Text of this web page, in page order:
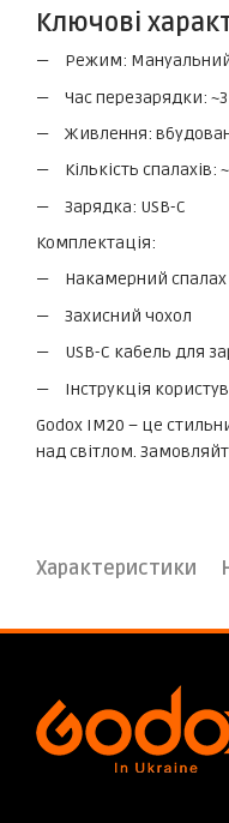
Ключові
Режим: Мануальний
Час перезарядки:
Живлення:
Кількість спалахів:
Зарядка: USB-C
Комплектація:
Накамерний спалах
Захисний чохол
USB-C кабель для
Інструкція
Godox IM20 – це
над світлом.
Характеристики